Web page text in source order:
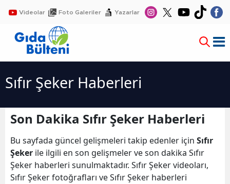
Videolar Foto Galeriler Yazarlar
Sıfır Şeker Haberleri
Son Dakika Sıfır Şeker Haberleri
Bu sayfada güncel gelişmeleri takip edenler için Sıfır
Şeker ile ilgili en son gelişmeler ve son dakika Sıfır
Şeker haberleri sunulmaktadır. Sıfır Şeker videoları,
Sıfır Şeker fotoğrafları ve Sıfır Şeker haberleri